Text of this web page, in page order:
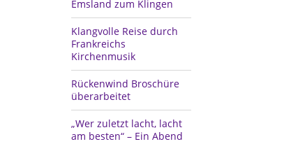
Emsland zum Klingen
Klangvolle Reise durch
Frankreichs
Kirchenmusik
Rückenwind Broschüre
überarbeitet
„Wer zuletzt lacht, lacht
am besten“ – Ein Abend